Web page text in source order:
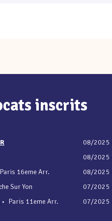
inscrits
Paris 16eme Arr.
Sur Yon
• Paris 11eme Arr.
08/2025
08/2025
08/2025
07/2025
07/2025